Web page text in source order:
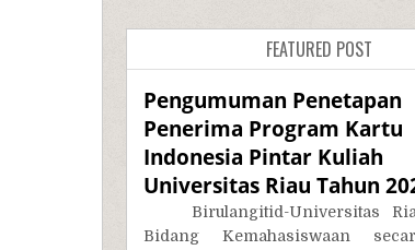
FEATURED POST
Pengumuman Penetapan
Penerima Program Kartu
Indonesia Pintar Kuliah
Universitas Riau Tahun
Birulangitid-Universitas
Bidang Kemahasiswaan